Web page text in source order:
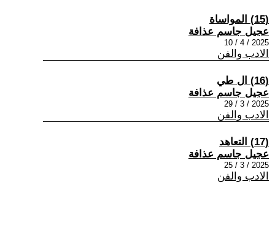
(15) المواساة
عجيل جاسم عذافة
2025 / 4 / 10
الادب والفن
(16) ال طي
عجيل جاسم عذافة
2025 / 3 / 29
الادب والفن
(17) التعاهد
عجيل جاسم عذافة
2025 / 3 / 25
الادب والفن